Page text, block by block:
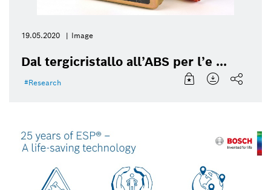
19.05.2020 Image
Dal tergicristallo all’ABS per l’e ...
Research